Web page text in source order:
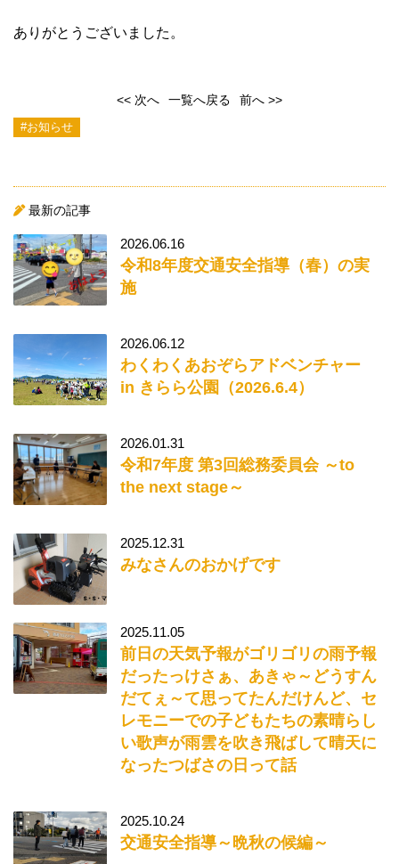
ありがとうございました。
<< 次へ 一覧へ戻る 前へ >>
#お知らせ
最新の記事
2026.06.16
令和8年度交通安全指導（春）の実
施
2026.06.12
わくわくあおぞらアドベンチャー
in きらら公園（2026.6.4）
2026.01.31
令和7年度 第3回総務委員会 ～to
the next stage～
2025.12.31
みなさんのおかげです
2025.11.05
前日の天気予報がゴリゴリの雨予報
だったっけさぁ、あきゃ～どうすん
だてぇ～て思ってたんだけんど、セ
レモニーでの子どもたちの素晴らし
い歌声が雨雲を吹き飛ばして晴天に
なったつばさの日って話
2025.10.24
交通安全指導～晩秋の候編～